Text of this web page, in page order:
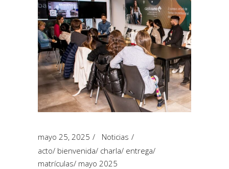
mayo 25, 2025
Noticias
acto/ bienvenida/ charla/ entrega/
matrículas/ mayo 2025